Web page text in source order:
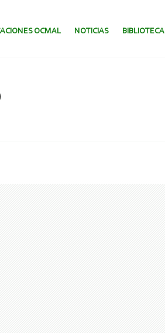
OCMAL NOTICIAS BIBLIOTECA